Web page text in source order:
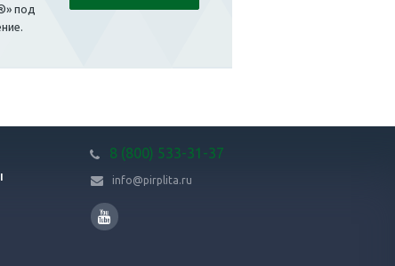
под
8 (800) 533-31-37
info@pirplita.ru